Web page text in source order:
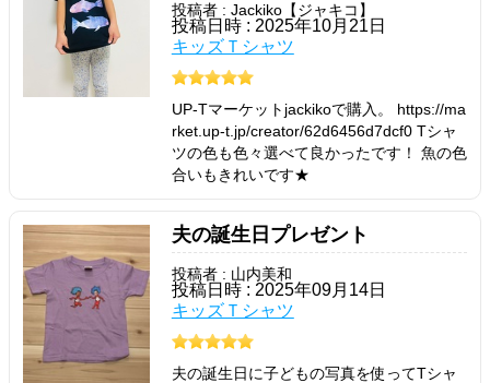
投稿者 : Jackiko【ジャキコ】
投稿日時 : 2025年10月21日
キッズＴシャツ
UP-Tマーケットjackikoで購入。 https://ma
rket.up-t.jp/creator/62d6456d7dcf0 Tシャ
ツの色も色々選べて良かったです！ 魚の色
合いもきれいです★
夫の誕生日プレゼント
投稿者 : 山内美和
投稿日時 : 2025年09月14日
キッズＴシャツ
夫の誕生日に子どもの写真を使ってTシャ